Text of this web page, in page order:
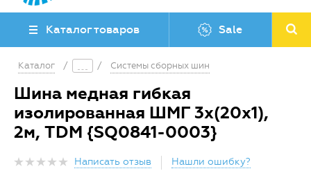
Каталог товаров Sale
Каталог / / Системы сборных шин
Шина медная гибкая
изолированная ШМГ 3х(20х1),
2м, TDM {SQ0841-0003}
Написать отзыв
Нашли ошибку?